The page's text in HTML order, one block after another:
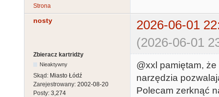
Strona
nosty
2026-06-01
(2026-06-01
Zbieracz kartridży
Nieaktywny
Skąd: Miasto Łódź
Zarejestrowany: 2002-08-20
Posty: 3,274
@xxl pamiętam,
narzędzia
Polecam zerknąć